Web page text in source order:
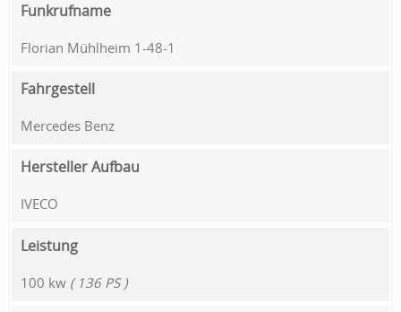
Funkrufname
Florian Mühlheim 1-48-1
Fahrgestell
Mercedes Benz
Hersteller Aufbau
IVECO
Leistung
100 kw ( 136 PS )